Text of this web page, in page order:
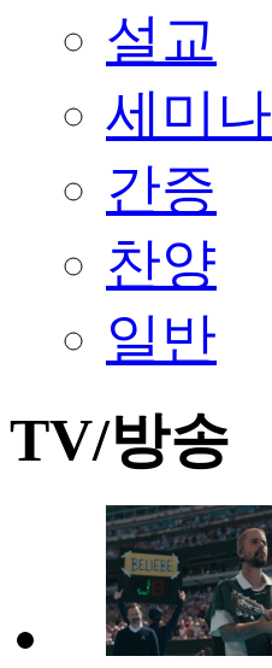
설교
세미나
간증
찬양
일반
TV/방송